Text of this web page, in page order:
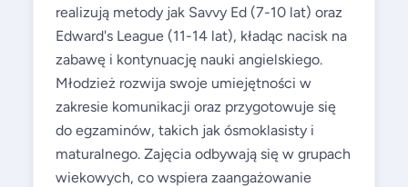
realizują metody jak Savvy Ed (7-10 lat) oraz
Edward's League (11-14 lat), kładąc nacisk na
zabawę i kontynuację nauki angielskiego.
Młodzież rozwija swoje umiejętności w
zakresie komunikacji oraz przygotowuje się
do egzaminów, takich jak ósmoklasisty i
maturalnego. Zajęcia odbywają się w grupach
wiekowych, co wspiera zaangażowanie